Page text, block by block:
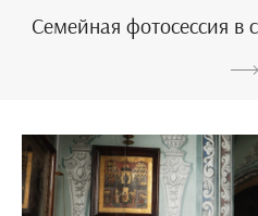
Семейная фотосессия в